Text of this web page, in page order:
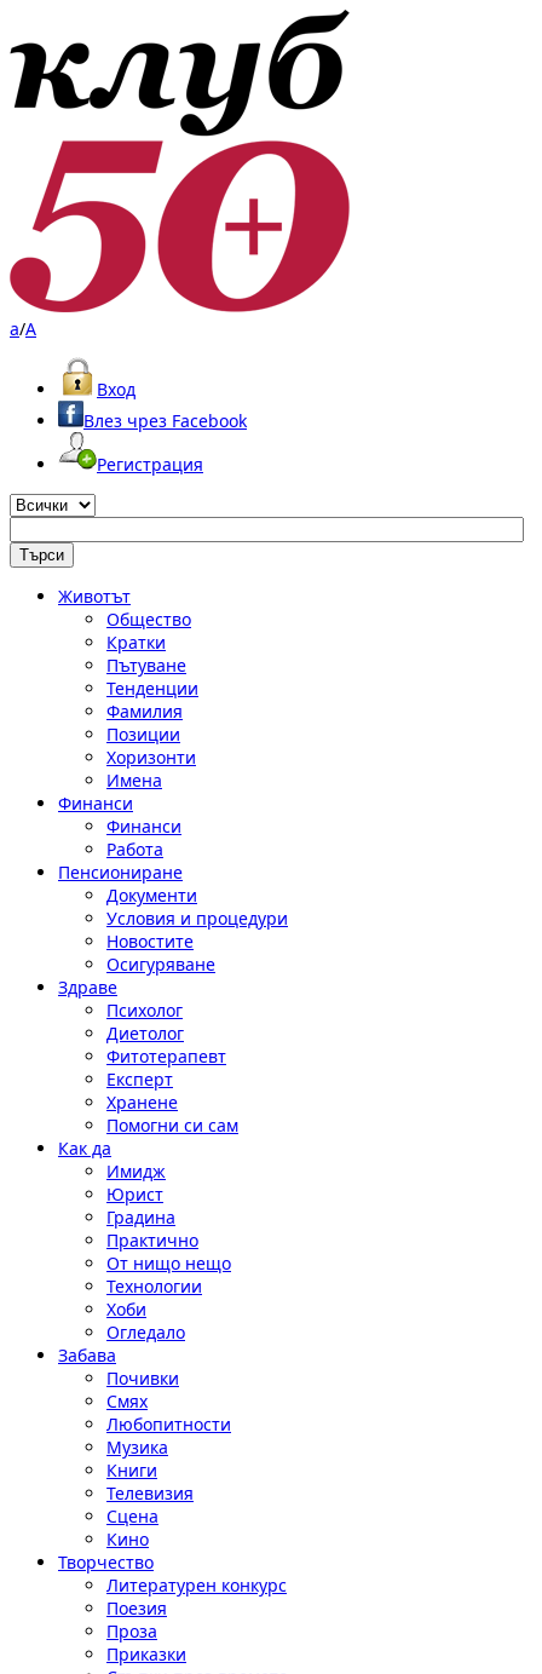
a/A
Вход
Влез чрез Facebook
Регистрация
Животът
Общество
Кратки
Пътуване
Тенденции
Фамилия
Позиции
Хоризонти
Имена
Финанси
Финанси
Работа
Пенсиониране
Документи
Условия и процедури
Новостите
Осигуряване
Здраве
Психолог
Диетолог
Фитотерапевт
Експерт
Хранене
Помогни си сам
Как да
Имидж
Юрист
Градина
Практично
От нищо нещо
Технологии
Хоби
Огледало
Забава
Почивки
Смях
Любопитности
Музика
Книги
Телевизия
Сцена
Кино
Творчество
Литературен конкурс
Поезия
Проза
Приказки